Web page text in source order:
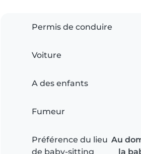
Permis de conduire
Voiture
A des enfants
Fumeur
Préférence du lieu
de baby-sitting
Au
la